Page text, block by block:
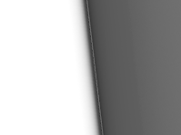
CATALOGHI